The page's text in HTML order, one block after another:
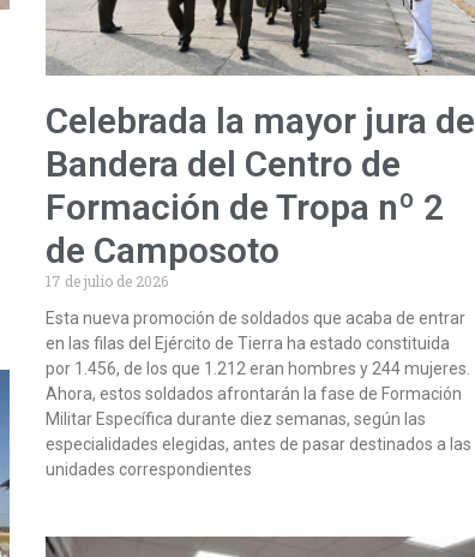
Celebrada la mayor jura de
Bandera del Centro de
Formación de Tropa nº 2
de Camposoto
17 de julio de 2026
Esta nueva promoción de soldados que acaba de entrar
en las filas del Ejército de Tierra ha estado constituida
por 1.456, de los que 1.212 eran hombres y 244 mujeres.
Ahora, estos soldados afrontarán la fase de Formación
Militar Específica durante diez semanas, según las
especialidades elegidas, antes de pasar destinados a las
unidades correspondientes